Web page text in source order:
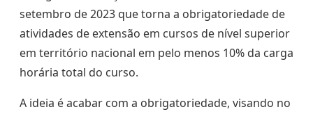
setembro de 2023 que torna a obrigatoriedade de
atividades de extensão em cursos de nível superior
em território nacional em pelo menos 10% da carga
horária total do curso.
A ideia é acabar com a obrigatoriedade, visando no